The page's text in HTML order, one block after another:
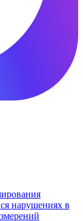
нарушениях в